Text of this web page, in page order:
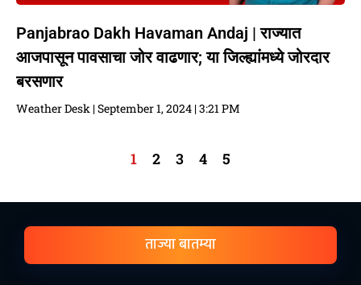
Panjabrao Dakh Havaman Andaj | राज्यात
आजपासून पावसाचा जोर वाढणार; या जिल्ह्यांमध्ये जोरदार
बरसणार
Weather Desk September 1, 2024 3:21 PM
1 2 3 4 5
ताज्या बातम्या